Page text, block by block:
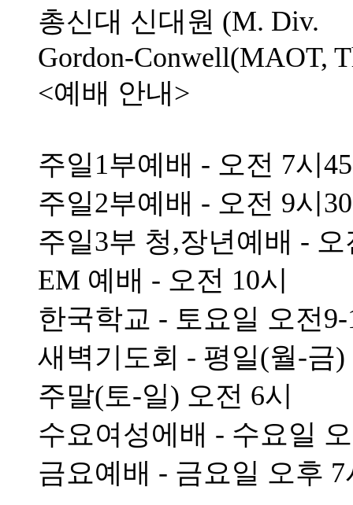
총신대 신대원 (M. Div.
Gordon-Conwell(MAOT,
<예배 안내>
주일1부예배 - 오전 7시
주일2부예배 - 오전 9시
주일3부 청,장년예배 - 오
EM 예배 - 오전 10시
한국학교 - 토요일 오전9-
새벽기도회 - 평일(월-금)
주말(토-일) 오전 6시
수요여성에배 - 수요일
금요예배 - 금요일 오후 7